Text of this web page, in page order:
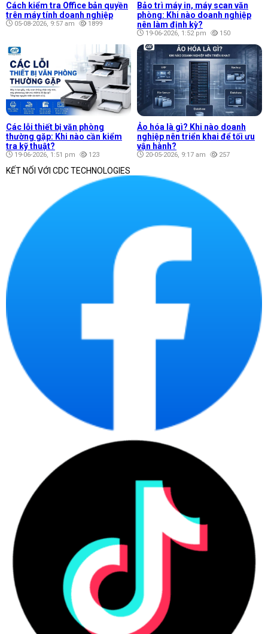
Cách kiểm tra Office bản quyền
trên máy tính doanh nghiệp
05-08-2026, 9:57 am 1899
Bảo trì máy in, máy scan văn
phòng: Khi nào doanh nghiệp
nên làm định kỳ?
19-06-2026, 1:52 pm 150
Các lỗi thiết bị văn phòng
thường gặp: Khi nào cần kiểm
tra kỹ thuật?
19-06-2026, 1:51 pm 123
Ảo hóa là gì? Khi nào doanh
nghiệp nên triển khai để tối ưu
vận hành?
20-05-2026, 9:17 am 257
KẾT NỐI VỚI CDC TECHNOLOGIES